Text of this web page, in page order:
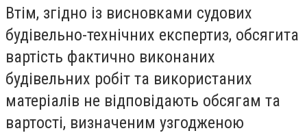
Втім, згідно із висновками судових
будівельно-технічних експертиз, обсягита
вартість фактично виконаних
будівельних робіт та використаних
матеріалів не відповідають обсягам та
вартості, визначеним узгодженою